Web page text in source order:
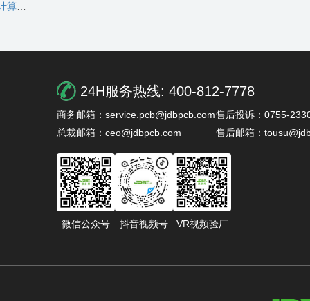
？
24H服务热线: 400-812-7778
商务邮箱：service.pcb@jdbpcb.com售后投诉：0755-
总裁邮箱：ceo@jdbpcb.com
售后邮箱：
微信公众号 抖音视频号 VR视频验厂